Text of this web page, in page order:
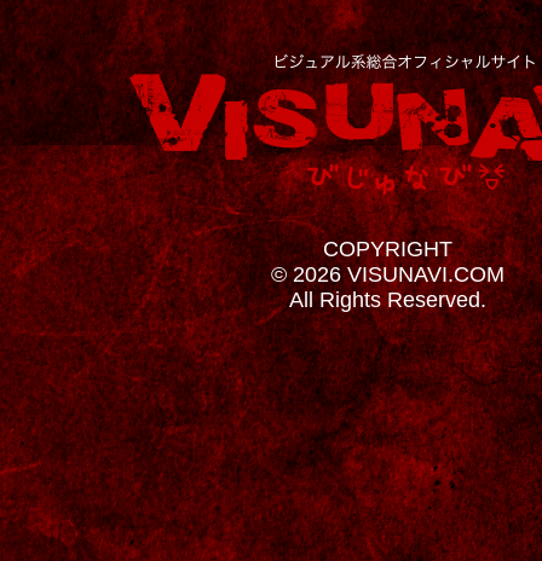
COPYRIGHT
© 2026 VISUNAVI.COM
All Rights Reserved.